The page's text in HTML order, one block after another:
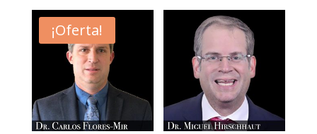
56,35
USD
79,35
¡Oferta!